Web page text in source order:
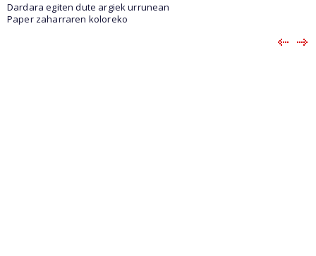
Dardara egiten dute argiek urrunean
Paper zaharraren koloreko